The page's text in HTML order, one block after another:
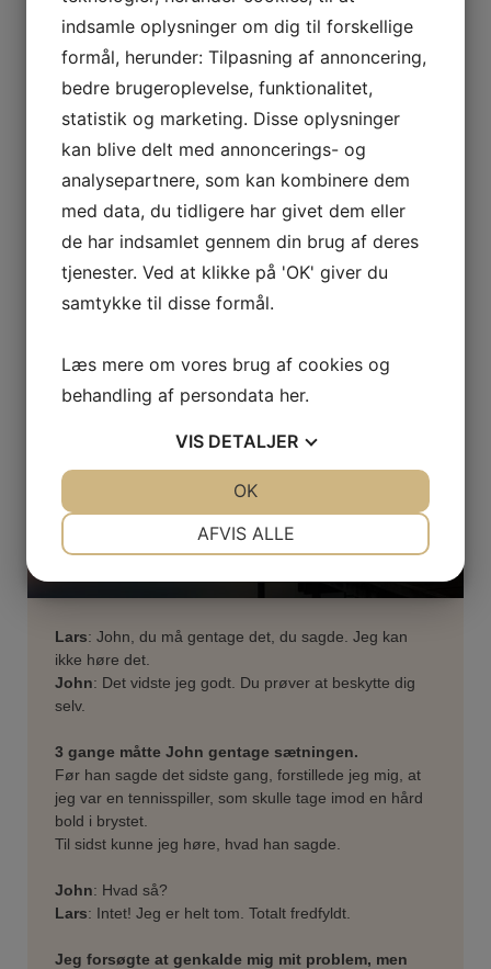
Så ringede han til mig, mens jeg kørte bil.
Jeg aftalte et møde med John.
John kom til at arbejde med mig gennem flere år.
Selve arbejdet, som jeg kalder for “kernesnak”,
bestod i at gå gennem de mange lag, som et
problem består af.
“Du er næsten klar nu. Ring til mig i morgen”.
Jeg ringede til John, og han siger en sætning til mig,
jeg ikke kan høre:
Lars: John, du må gentage det, du sagde. Jeg kan
ikke høre det.
John: Det vidste jeg godt. Du prøver at beskytte dig
selv.
3 gange måtte John gentage sætningen.
Før han sagde det sidste gang, forstillede jeg mig, at
jeg var en tennisspiller, som skulle tage imod en hård
bold i brystet.
Til sidst kunne jeg høre, hvad han sagde.
John: Hvad så?
Lars: Intet! Jeg er helt tom. Totalt fredfyldt.
Jeg forsøgte at genkalde mig mit problem, men
indsamle oplysninger om dig til forskellige
formål, herunder: Tilpasning af annoncering,
bedre brugeroplevelse, funktionalitet,
statistik og marketing. Disse oplysninger
kan blive delt med annoncerings- og
analysepartnere, som kan kombinere dem
med data, du tidligere har givet dem eller
de har indsamlet gennem din brug af deres
tjenester. Ved at klikke på 'OK' giver du
samtykke til disse formål.
Læs mere om vores brug af cookies og
behandling af persondata her.
VIS DETALJER
MARKETING STATISTIK
AFVIS ALLE
OK